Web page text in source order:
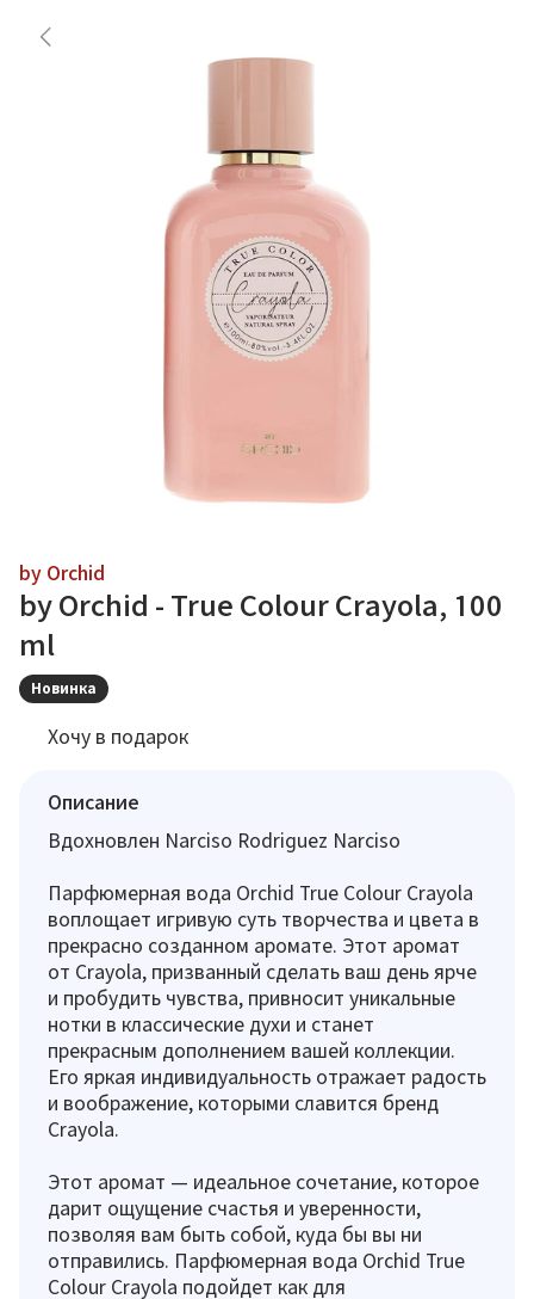
by Orchid
by Orchid - True Colour Crayola, 100
ml
Новинка
Хочу в подарок
Описание
Вдохновлен Narciso Rodriguez Narciso
Парфюмерная вода Orchid True Colour Crayola
воплощает игривую суть творчества и цвета в
прекрасно созданном аромате. Этот аромат
от Crayola, призванный сделать ваш день ярче
и пробудить чувства, привносит уникальные
нотки в классические духи и станет
прекрасным дополнением вашей коллекции.
Его яркая индивидуальность отражает радость
и воображение, которыми славится бренд
Crayola.
Этот аромат — идеальное сочетание, которое
дарит ощущение счастья и уверенности,
позволяя вам быть собой, куда бы вы ни
отправились. Парфюмерная вода Orchid True
Colour Crayola подойдет как для